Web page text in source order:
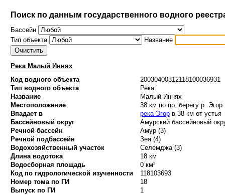
Поиск по данным государственного водного
Бассейн
Тип объекта
Название
Река Малый Иннях
Код водного объекта
20030400312118100036931
Тип водного объекта
Река
Название
Малый Иннях
Местоположение
38 км по пр. берегу р. Эгор
Впадает в
река Эгорв 38 км от устья
Бассейновый округ
Амурский бассейновый
Речной бассейн
Амур (3)
Речной подбассейн
Зея (4)
Водохозяйственный участок
Селемджа (3)
Длина водотока
18 км
Водосборная площадь
0 км²
Код по гидрологической изученности
118103693
Номер тома по ГИ
18
Выпуск по ГИ
1